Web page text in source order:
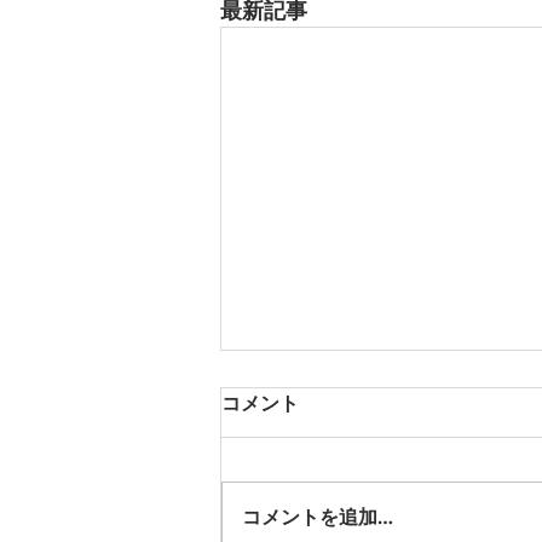
最新記事
8月17日 大府市
夏用ふとんレンタルご予約いただ
す。愛知ふとんレンタル ねむり
や
コメント
コメントを追加…